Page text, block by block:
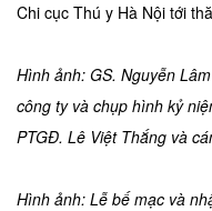
Chi cục Thú y Hà Nội tới
Hình ảnh: GS. Nguyễn
công ty và chụp hình kỷ
PTGĐ. Lê Việt Thắng và
Hình ảnh: Lễ bế mạc và